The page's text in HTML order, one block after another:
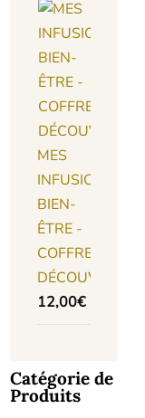
MES
INFUSIONS
BIEN-
ÊTRE -
COFFRET
DÉCOUVERTE
12,00€
Catégorie de
Produits